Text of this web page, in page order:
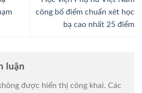
công bố điểm chuẩn xét học
bạ cao nhất 25 điểm
luận
được hiển thị công khai. Các